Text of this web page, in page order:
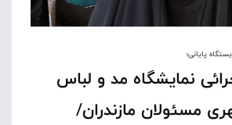
پایانی؛
نمایشگاه مد و لباس
مسئولان مازندران/